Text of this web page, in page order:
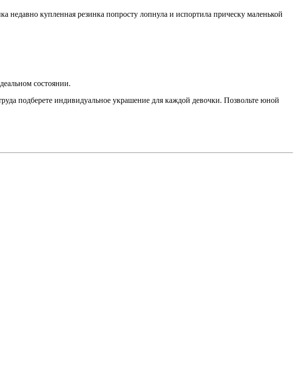
недавно купленная резинка попросту лопнула и испортила прическу маленькой
состоянии.
подберете индивидуальное украшение для каждой девочки. Позвольте юной